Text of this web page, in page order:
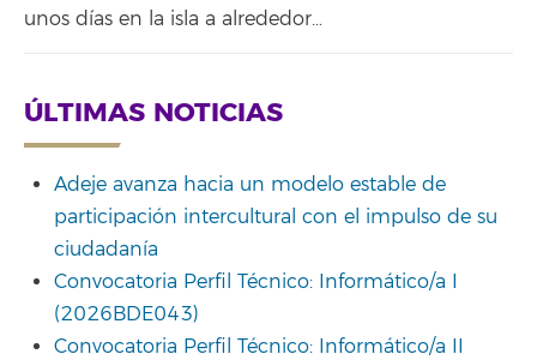
unos días en la isla a alrededor…
ÚLTIMAS NOTICIAS
Adeje avanza hacia un modelo estable de
participación intercultural con el impulso de su
ciudadanía
Convocatoria Perfil Técnico: Informático/a I
(2026BDE043)
Convocatoria Perfil Técnico: Informático/a II